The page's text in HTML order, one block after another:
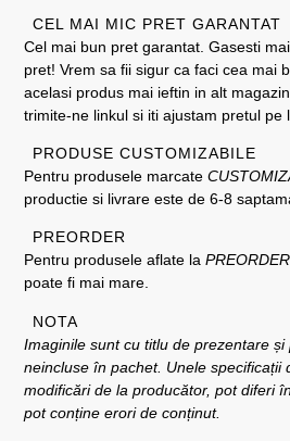
CEL MAI MIC PRET GARANTAT
Cel mai bun pret garantat. Gasesti
pret! Vrem sa fii sigur ca faci cea mai
acelasi produs mai ieftin in alt
trimite-ne linkul si iti ajustam pretul pe
PRODUSE CUSTOMIZABILE
Pentru produsele marcate
productie si livrare este de 6-8
PREORDER
Pentru produsele aflate la PREORDER
poate fi mai mare.
NOTA
Imaginile sunt cu titlu de prezentare
neincluse în pachet. Unele specificații
modificări de la producător, pot diferi
pot conține erori de conținut.